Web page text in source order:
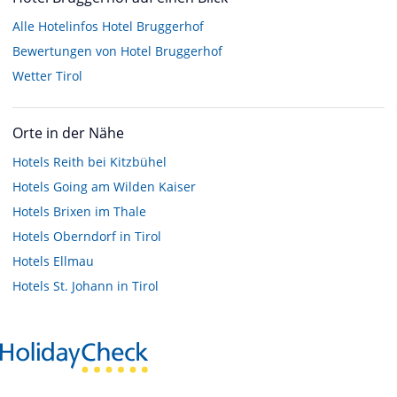
Alle Hotelinfos Hotel Bruggerhof
Bewertungen von Hotel Bruggerhof
Wetter Tirol
Orte in der Nähe
Hotels Reith bei Kitzbühel
Hotels Going am Wilden Kaiser
Hotels Brixen im Thale
Hotels Oberndorf in Tirol
Hotels Ellmau
Hotels St. Johann in Tirol